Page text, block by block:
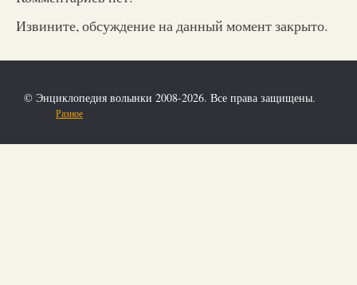
Извините, обсуждение на данный момент закрыто.
© Энциклопедия волынки 2008-2026. Все права защищены.
Разное